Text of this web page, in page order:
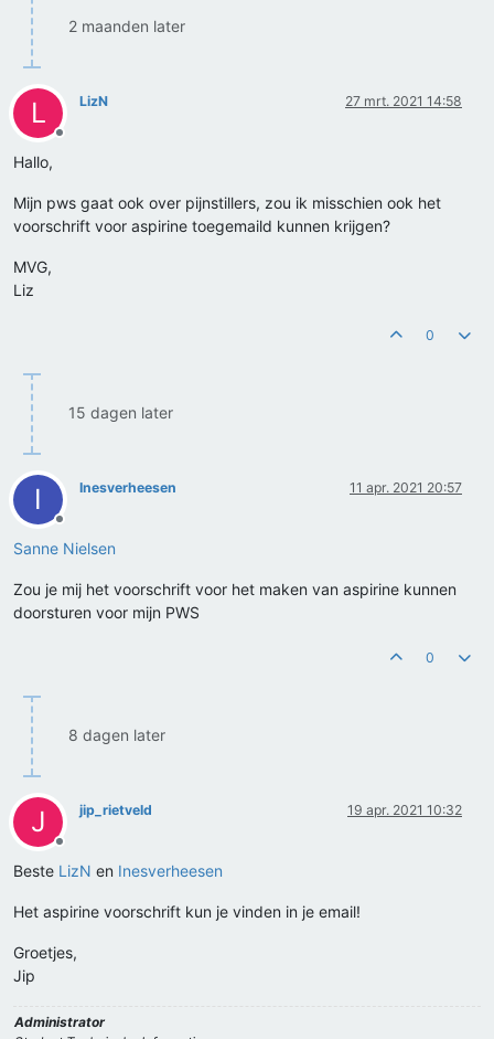
2 maanden later
L
Offline
LizN 27 mrt. 2021 14:58
Hallo,
Mijn pws gaat ook over pijnstillers, zou ik misschien ook het
voorschrift voor aspirine toegemaild kunnen krijgen?
MVG,
Liz
0
15 dagen later
I
Offline
Inesverheesen 11 apr. 2021 20:57
Sanne Nielsen
Zou je mij het voorschrift voor het maken van aspirine kunnen
doorsturen voor mijn PWS
0
8 dagen later
J
Offline
jip_rietveld 19 apr. 2021 10:32
Beste LizN en Inesverheesen
Het aspirine voorschrift kun je vinden in je email!
Groetjes,
Jip
Administrator